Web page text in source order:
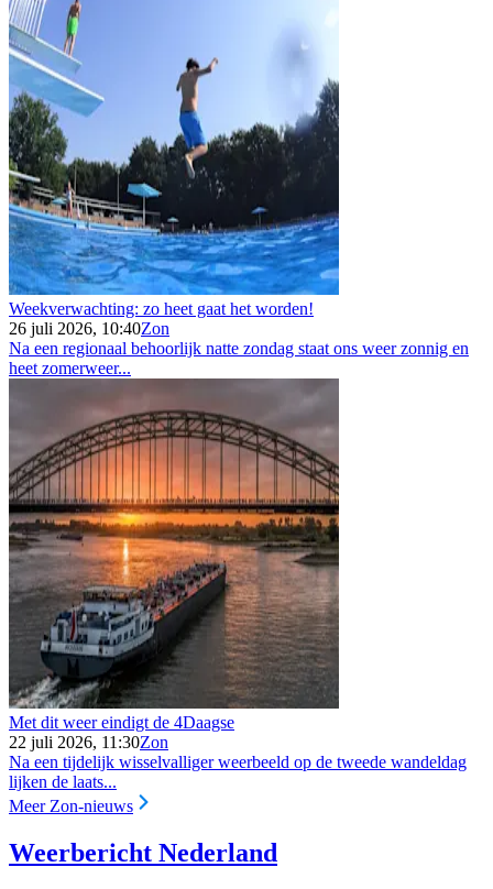
Weekverwachting: zo heet gaat het worden!
26 juli 2026, 10:40Zon
Na een regionaal behoorlijk natte zondag staat ons weer zonnig en
heet zomerweer...
Met dit weer eindigt de 4Daagse
22 juli 2026, 11:30Zon
Na een tijdelijk wisselvalliger weerbeeld op de tweede wandeldag
lijken de laats...
Meer Zon-nieuws
Weerbericht Nederland